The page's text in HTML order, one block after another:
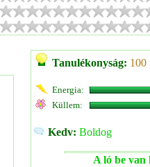
Tanulékonyság: 100
Energia:
Küllem:
Kedv: Boldog
A ló be van